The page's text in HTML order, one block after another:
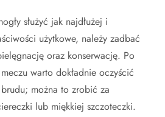
służyć jak najdłużej i
użytkowe, należy zadbać
oraz konserwację. Po
warto dokładnie oczyścić
można to zrobić za
lub miękkiej szczoteczki.